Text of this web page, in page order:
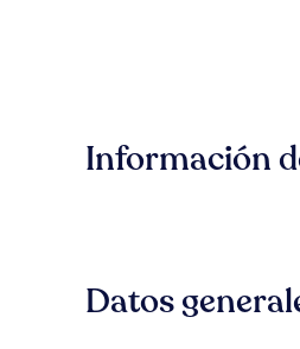
Información
Datos